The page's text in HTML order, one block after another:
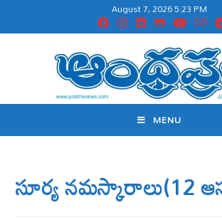
August 7, 2026 5:23 PM
MENU
సూర్య నమస్కారాలు(12